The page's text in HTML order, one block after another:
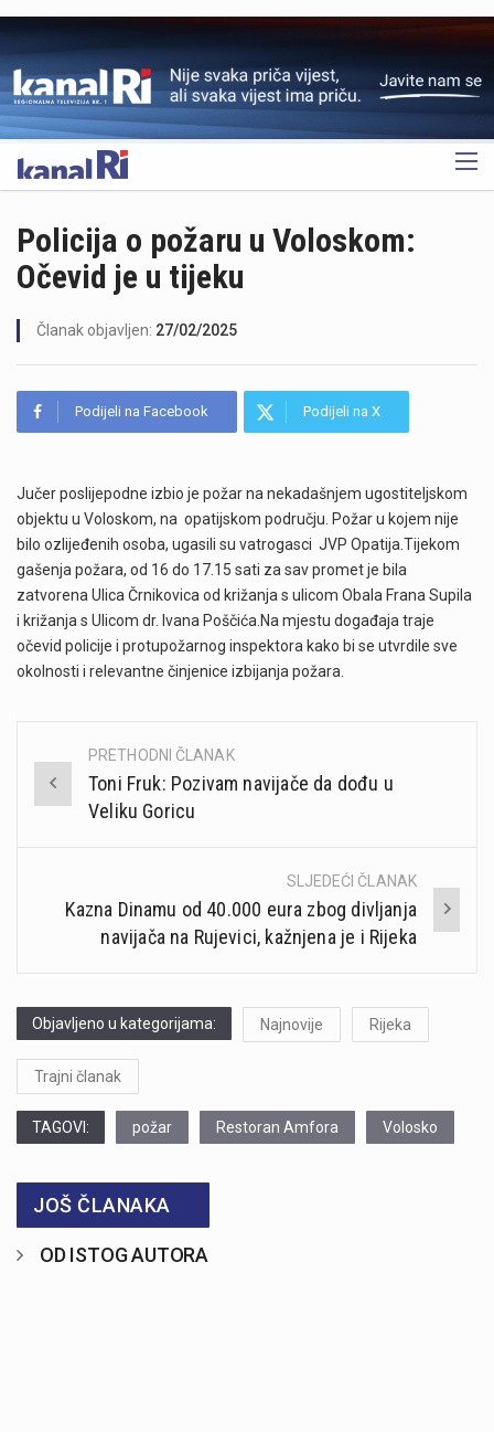
OGLAS
Policija o požaru u Voloskom:
Očevid je u tijeku
Članak objavljen: 27/02/2025
Podijeli na Facebook Podijeli na X
Jučer poslijepodne izbio je požar na nekadašnjem ugostiteljskom
objektu u Voloskom, na opatijskom području. Požar u kojem nije
bilo ozlijeđenih osoba, ugasili su vatrogasci JVP Opatija.Tijekom
gašenja požara, od 16 do 17.15 sati za sav promet je bila
zatvorena Ulica Črnikovica od križanja s ulicom Obala Frana Supila
i križanja s Ulicom dr. Ivana Poščića.Na mjestu događaja traje
očevid policije i protupožarnog inspektora kako bi se utvrdile sve
okolnosti i relevantne činjenice izbijanja požara.
Post
navigation
PRETHODNI ČLANAK
Toni Fruk: Pozivam navijače da dođu u
Veliku Goricu
SLJEDEĆI ČLANAK
Kazna Dinamu od 40.000 eura zbog divljanja
navijača na Rujevici, kažnjena je i Rijeka
Objavljeno u kategorijama: Najnovije Rijeka
Trajni članak
TAGOVI: požar Restoran Amfora Volosko
JOŠ ČLANAKA
OD ISTOG AUTORA